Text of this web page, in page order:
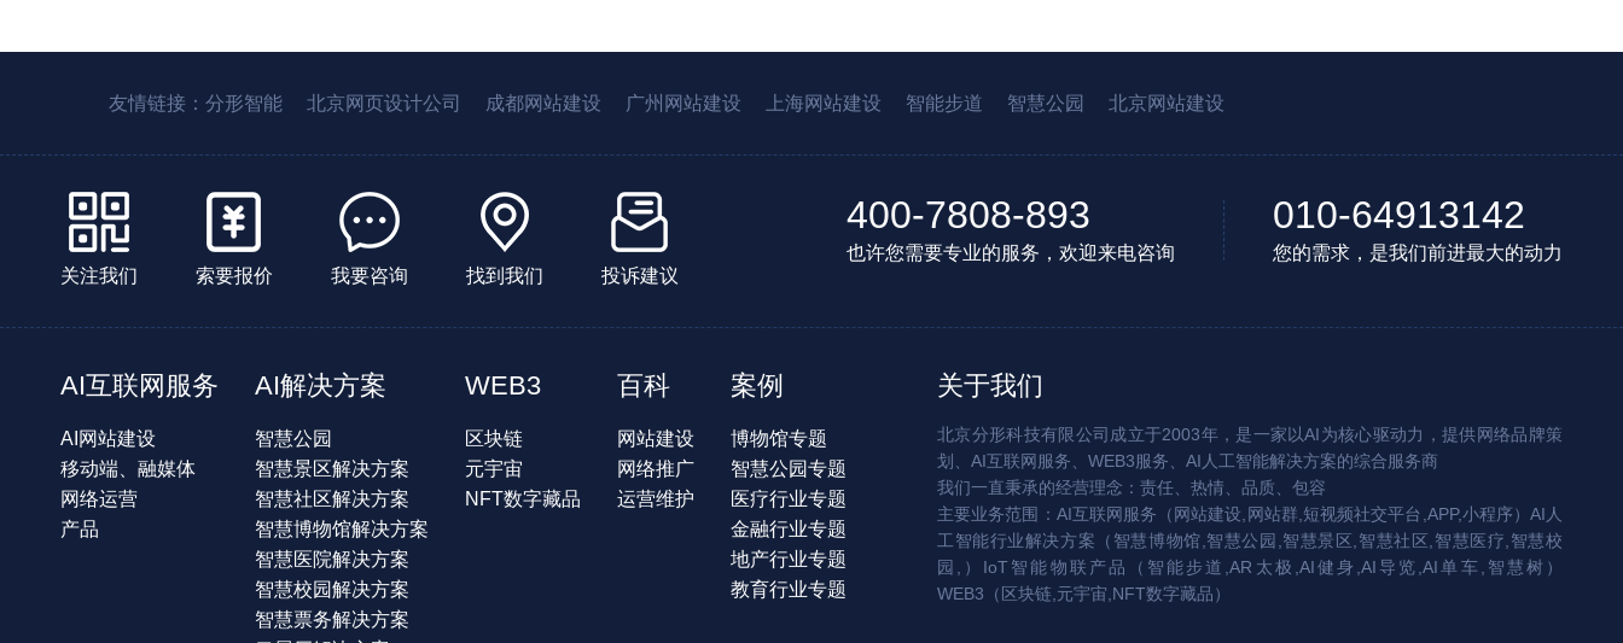
友情链接： 分形智能 北京网页设计公司 成都网站建设 广州网站建设 上海网站建设 智能步道 智慧公园 北京网站建设
关注我们 索要报价 我要咨询 找到我们 投诉建议
400-7808-893
也许您需要专业的服务，欢迎来电咨询
010-64913142
您的需求，是我们前进最大的动力
AI互联网服务
AI网站建设
移动端、融媒体
网络运营
产品
AI解决方案
智慧公园
智慧景区解决方案
智慧社区解决方案
智慧博物馆解决方案
智慧医院解决方案
智慧校园解决方案
智慧票务解决方案
WEB3
区块链
元宇宙
NFT数字藏品
百科
网站建设
网络推广
运营维护
案例
博物馆专题
智慧公园专题
医疗行业专题
金融行业专题
地产行业专题
教育行业专题
关于我们
北京分形科技有限公司成立于2003年，是一家以AI为核心驱动力，提供网络品牌策
划、AI互联网服务、WEB3服务、AI人工智能解决方案的综合服务商
我们一直秉承的经营理念：责任、热情、品质、包容
主要业务范围：AI互联网服务（网站建设,网站群,短视频社交平台,APP,小程序）AI人
工智能行业解决方案（智慧博物馆,智慧公园,智慧景区,智慧社区,智慧医疗,智慧校
园,）IoT智能物联产品（智能步道,AR太极,AI健身,AI导览,AI单车,智慧树）
WEB3（区块链,元宇宙,NFT数字藏品）